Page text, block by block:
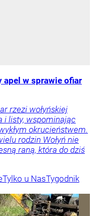
apel w sprawie ofiar
rzezi wołyńskiej
i listy, wspominając
okrucieństwem.
rodzin Wołyń nie
raną, która do dziś
Tylko u NasTygodnik